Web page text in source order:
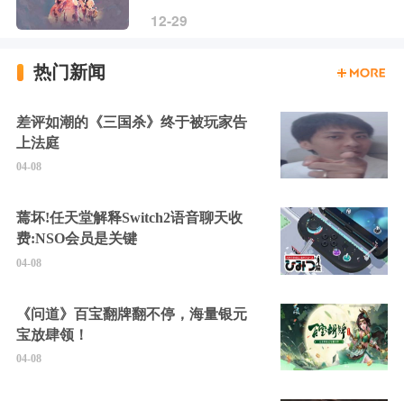
12-29
热门新闻
差评如潮的《三国杀》终于被玩家告
上法庭
04-08
蔫坏!任天堂解释Switch2语音聊天收
费:NSO会员是关键
04-08
《问道》百宝翻牌翻不停，海量银元
宝放肆领！
04-08